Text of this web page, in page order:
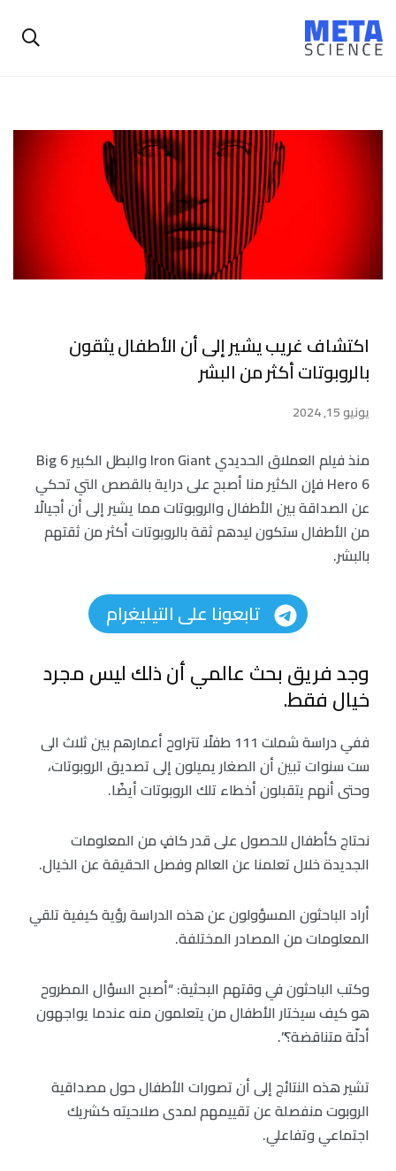
اكتشاف غريب يشير إلى أن الأطفال يثقون
بالروبوتات أكثر من البشر
يونيو 15, 2024
منذ فيلم العملاق الحديدي Iron Giant والبطل الكبير 6 Big
Hero 6 فإن الكثير منا أصبح على دراية بالقصص التي تحكي
عن الصداقة بين الأطفال والروبوتات مما يشير إلى أن أجيالًا
من الأطفال ستكون ليدهم ثقة بالروبوتات أكثر من ثقتهم
بالبشر.
تابعونا على التيليغرام
وجد فريق بحث عالمي أن ذلك ليس مجرد
خيال فقط.
ففي دراسة شملت 111 طفلًا تتراوح أعمارهم بين ثلاث الى
ست سنوات تبين أن الصغار يميلون إلى تصديق الروبوتات،
وحتى أنهم يتقبلون أخطاء تلك الروبوتات أيضًا.
نحتاج كأطفال للحصول على قدر كافٍ من المعلومات
الجديدة خلال تعلمنا عن العالم وفصل الحقيقة عن الخيال.
أراد الباحثون المسؤولون عن هذه الدراسة رؤية كيفية تلقي
المعلومات من المصادر المختلفة.
وكتب الباحثون في وقتهم البحثية: “أصبح السؤال المطروح
هو كيف سيختار الأطفال من يتعلمون منه عندما يواجهون
أدلّة متناقضة؟”.
تشير هذه النتائج إلى أن تصورات الأطفال حول مصداقية
الروبوت منفصلة عن تقييمهم لمدى صلاحيته كشريك
اجتماعي وتفاعلي.